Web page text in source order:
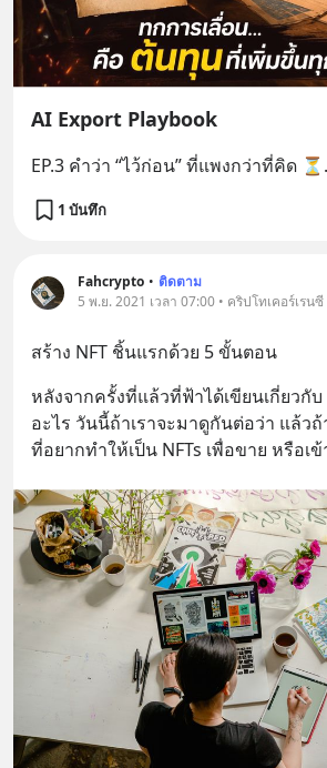
AI Export Playbook
EP.3 คำว่า “ไว้ก่อน” ที่แพงกว่าที่คิด ⏳
1 บันทึก
Fahcrypto • ติดตาม
5 พ.ย. 2021 เวลา 07:00 • คริปโทเคอร์เรนซี
สร้าง NFT ชิ้นแรกด้วย 5 ขั้นตอน
หลังจากครั้งที่แล้วที่ฟ้าได้เขียนเกี่ยวกับ
อะไร วันนี้ถ้าเราจะมาดูกันต่อว่า แล้ว
ที่อยากทำให้เป็น NFTs เพื่อขาย หรือเข้